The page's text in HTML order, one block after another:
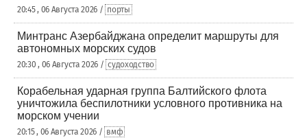
20:45 , 06 Августа 2026 / порты
Минтранс Азербайджана определит маршруты для
автономных морских судов
20:30 , 06 Августа 2026 / судоходство
Корабельная ударная группа Балтийского флота
уничтожила беспилотники условного противника на
морском учении
20:15 , 06 Августа 2026 / вмф